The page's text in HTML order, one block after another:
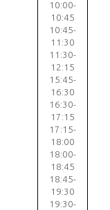
10:00-
10:45
10:45-
11:30
11:30-
12:15
15:45-
16:30
16:30-
17:15
17:15-
18:00
18:00-
18:45
18:45-
19:30
19:30-